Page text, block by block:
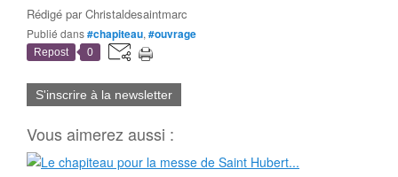
Rédigé parChristaldesaintmarc
Publié dans#chapiteau, #ouvrage
Repost 0
S'inscrire à la newsletter
Vous aimerez aussi :